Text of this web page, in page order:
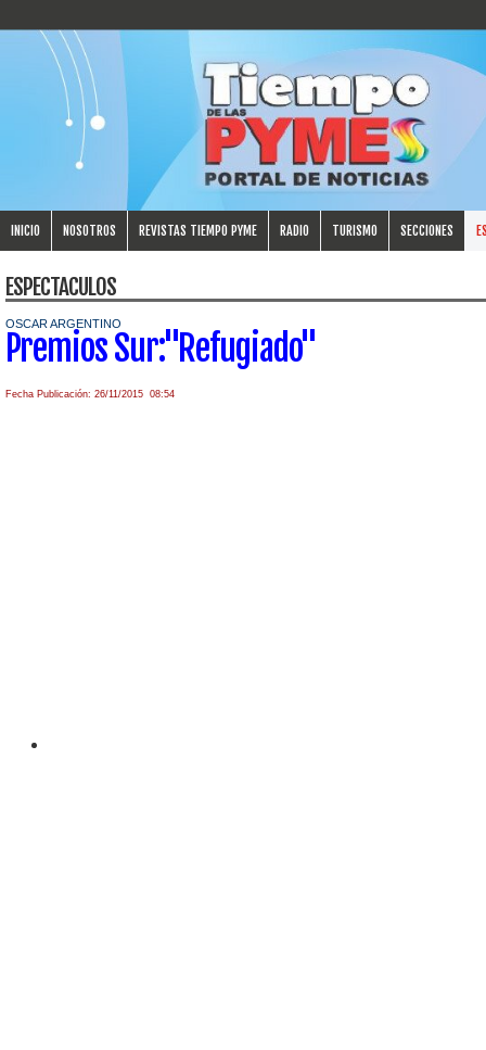
INICIO NOSOTROS REVISTAS TIEMPO PYME RADIO TURISMO SECCIONES
ESPECTACULOS
OSCAR ARGENTINO
Premios Sur:"Refugiado"
Fecha Publicación: 26/11/2015 08:54